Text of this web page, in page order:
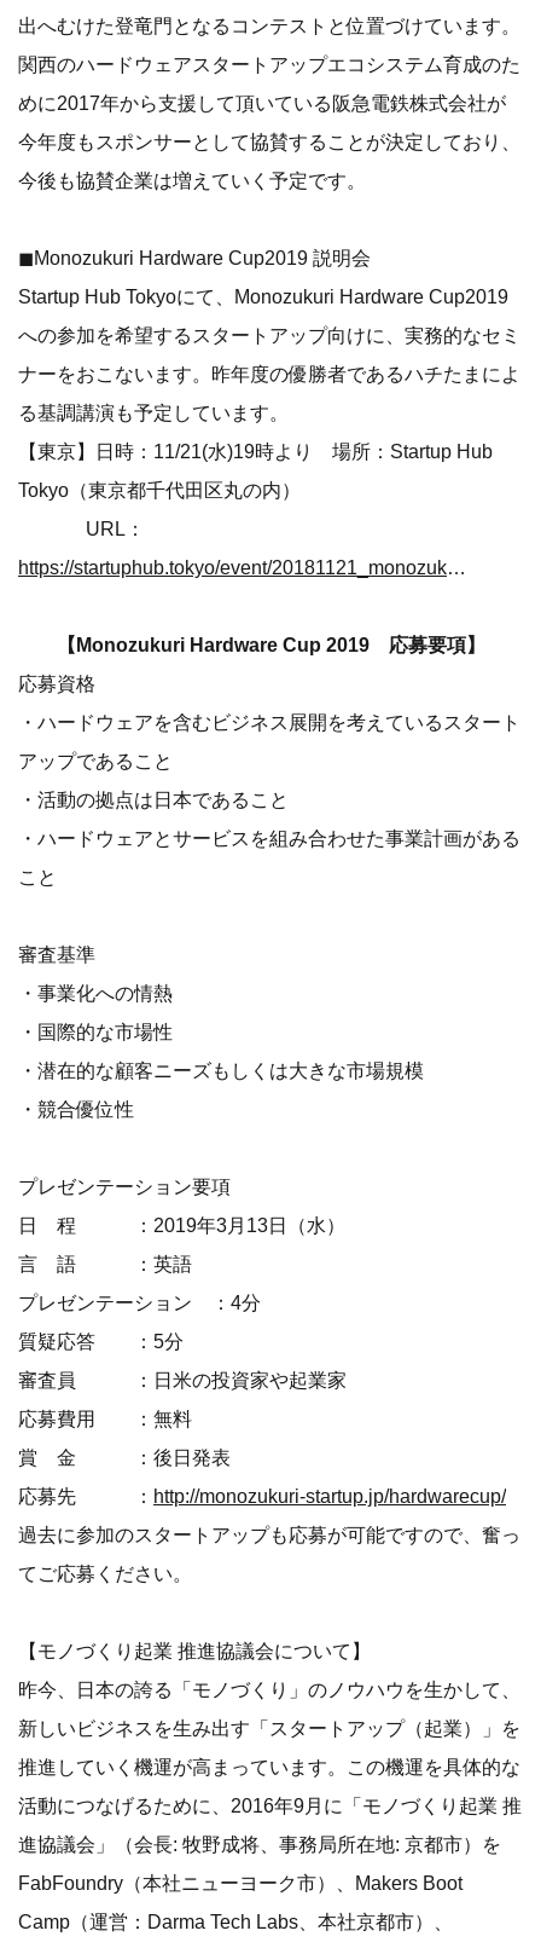
出へむけた登竜門となるコンテストと位置づけています。
関西のハードウェアスタートアップエコシステム育成のた
めに2017年から支援して頂いている阪急電鉄株式会社が
今年度もスポンサーとして協賛することが決定しており、
今後も協賛企業は増えていく予定です。
◼Monozukuri Hardware Cup2019 説明会
Startup Hub Tokyoにて、Monozukuri Hardware Cup2019
への参加を希望するスタートアップ向けに、実務的なセミ
ナーをおこないます。昨年度の優勝者であるハチたまによ
る基調講演も予定しています。
【東京】日時：11/21(水)19時より 場所：Startup Hub
Tokyo（東京都千代田区丸の内）
URL：
https://startuphub.tokyo/event/20181121_monozukurimeetup
【Monozukuri Hardware Cup 2019 応募要項】
応募資格
・ハードウェアを含むビジネス展開を考えているスタート
アップであること
・活動の拠点は日本であること
・ハードウェアとサービスを組み合わせた事業計画がある
こと
審査基準
・事業化への情熱
・国際的な市場性
・潜在的な顧客ニーズもしくは大きな市場規模
・競合優位性
プレゼンテーション要項
日 程 ：2019年3月13日（水）
言 語 ：英語
プレゼンテーション ：4分
質疑応答 ：5分
審査員 ：日米の投資家や起業家
応募費用 ：無料
賞 金 ：後日発表
応募先 ： http://monozukuri-startup.jp/hardwarecup/
過去に参加のスタートアップも応募が可能ですので、奮っ
てご応募ください。
【モノづくり起業 推進協議会について】
昨今、日本の誇る「モノづくり」のノウハウを生かして、
新しいビジネスを生み出す「スタートアップ（起業）」を
推進していく機運が高まっています。この機運を具体的な
活動につなげるために、2016年9月に「モノづくり起業 推
進協議会」（会長: 牧野成将、事務局所在地: 京都市）を
FabFoundry（本社ニューヨーク市）、Makers Boot
Camp（運営：Darma Tech Labs、本社京都市）、